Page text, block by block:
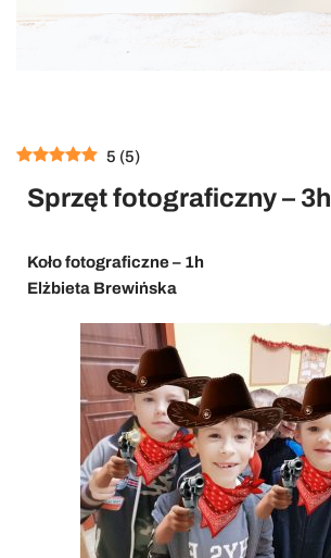
5 (5)
Sprzęt fotograficzny – 3h
Koło fotograficzne – 1h
Elżbieta Brewińska